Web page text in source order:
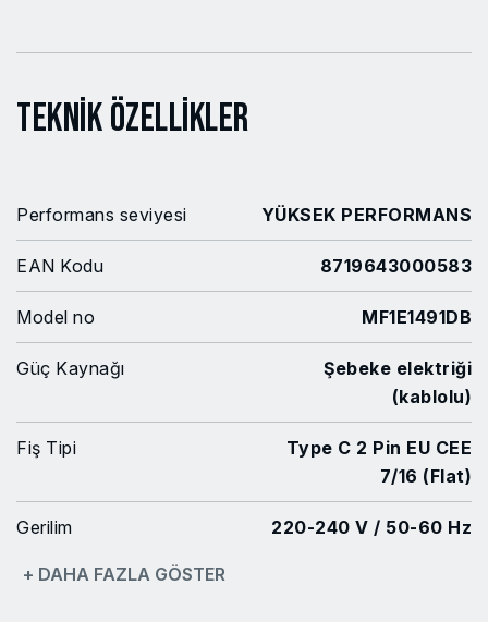
Teknik Özellikler
Performans seviyesi YÜKSEK PERFORMANS
EAN Kodu 8719643000583
Model no MF1E1491DB
Güç Kaynağı
Şebeke elektriği
(kablolu)
Fiş Tipi
Type C 2 Pin EU CEE
7/16 (Flat)
Gerilim 220-240 V / 50-60 Hz
Giriş
+ DAHA FAZLA GÖSTER